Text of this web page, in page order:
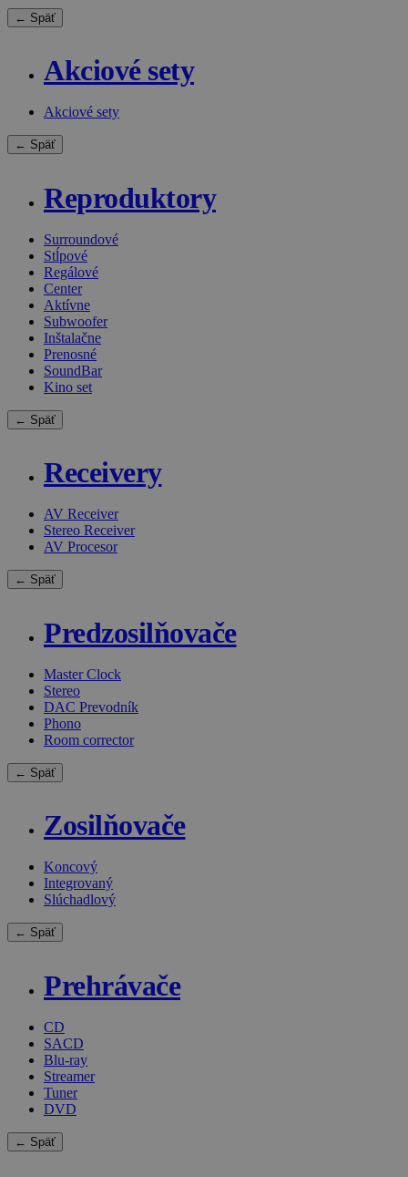
← Späť
Akciové sety
Akciové sety
← Späť
Reproduktory
Surroundové
Stĺpové
Regálové
Center
Aktívne
Subwoofer
Inštalačne
Prenosné
SoundBar
Kino set
← Späť
Receivery
AV Receiver
Stereo Receiver
AV Procesor
← Späť
Predzosilňovače
Master Clock
Stereo
DAC Prevodník
Phono
Room corrector
← Späť
Zosilňovače
Koncový
Integrovaný
Slúchadlový
← Späť
Prehrávače
CD
SACD
Blu-ray
Streamer
Tuner
DVD
← Späť